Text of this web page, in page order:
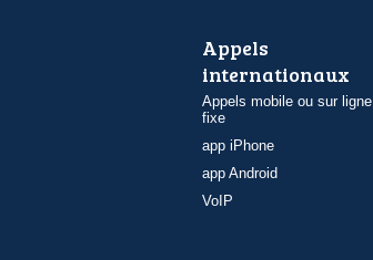
Appels
internationaux
Appels mobile ou sur ligne
fixe
app iPhone
app Android
VoIP